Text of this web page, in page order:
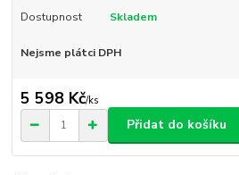
Dostupnost Skladem
Nejsme plátci DPH
5 598 Kč/ks
Přidat do košíku